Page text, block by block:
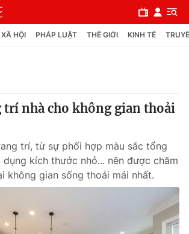
XÃ HỘI PHÁP LUẬT THẾ GIỚI KINH TẾ
trí nhà cho không gian thoải
trí, từ sự phối hợp màu sắc tổng
kích thước nhỏ... nên được chăm
không gian sống thoải mái nhất.